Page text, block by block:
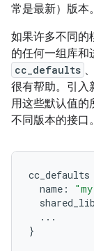
常是最新）版本。
如果许多不同的
的任何一组库和
cc_defaults 、
很有帮助。引入
用这些默认值的
不同版本的接口。
cc_defaults
name :
...
}